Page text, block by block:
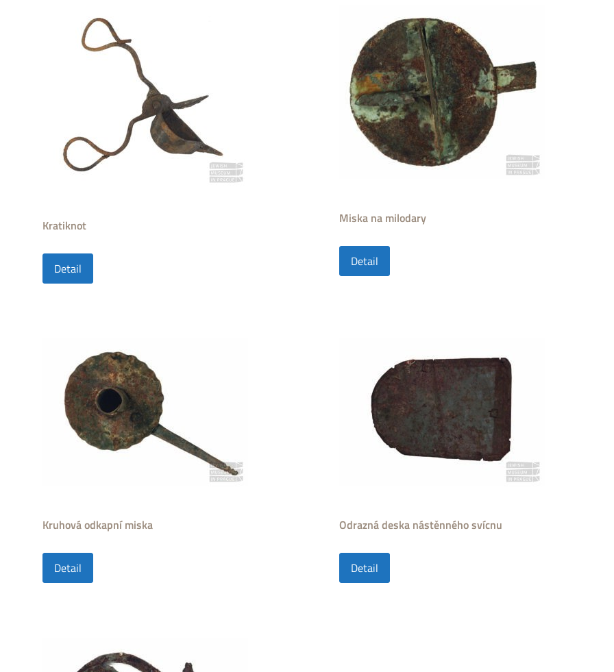
Kratiknot
Detail
Miska na milodary
Detail
Kruhová odkapní miska
Detail
Odrazná deska nástěnného svícnu
Detail